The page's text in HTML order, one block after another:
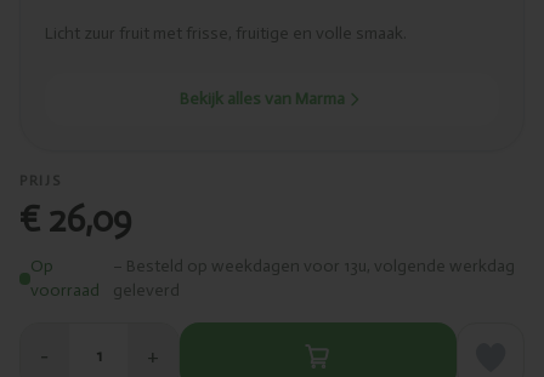
Licht zuur fruit met frisse, fruitige en volle smaak.
Bekijk alles van Marma
PRIJS
€ 26,09
Op
voorraad
– Besteld op weekdagen voor 13u, volgende werkdag
geleverd
− 1 +